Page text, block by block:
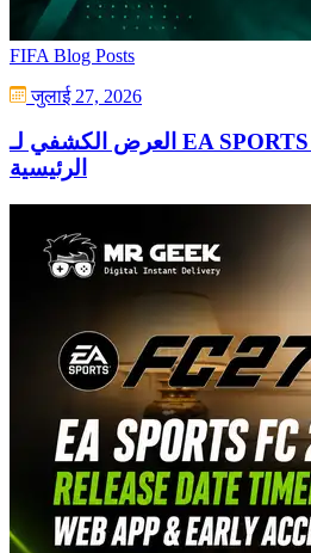
FIFA Blog Posts
जुलाई 27, 2026
العرض الكشفي لـ EA SPORTS FC 27: أبرز النقاط
الرئيسية